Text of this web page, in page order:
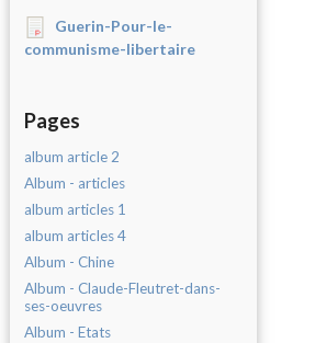
Guerin-Pour-le-
communisme-libertaire
Pages
album article 2
Album - articles
album articles 1
album articles 4
Album - Chine
Album - Claude-Fleutret-dans-
ses-oeuvres
Album - Etats